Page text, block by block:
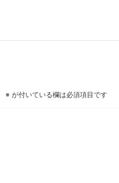
※ が付いている欄は必須項目です